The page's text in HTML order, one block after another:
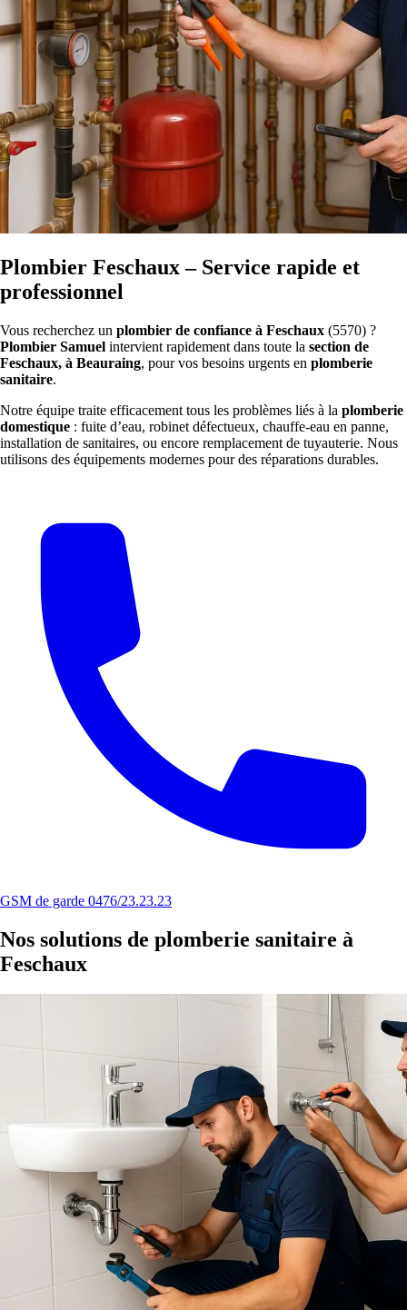
Plombier Feschaux – Service rapide et
professionnel
Vous recherchez un plombier de confiance à Feschaux (5570) ?
Plombier Samuel intervient rapidement dans toute la section de
Feschaux, à Beauraing, pour vos besoins urgents en plomberie
sanitaire.
Notre équipe traite efficacement tous les problèmes liés à la plomberie
domestique : fuite d’eau, robinet défectueux, chauffe-eau en panne,
installation de sanitaires, ou encore remplacement de tuyauterie. Nous
utilisons des équipements modernes pour des réparations durables.
GSM de garde 0476/23.23.23
Nos solutions de plomberie sanitaire à
Feschaux